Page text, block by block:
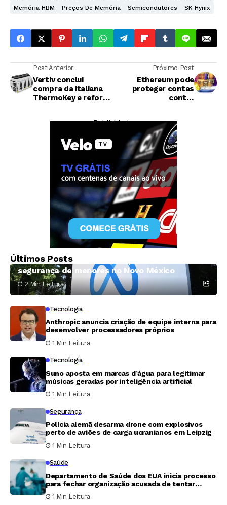
Memória HBM
Preços De Memória Semicondutores SK Hynix
Post Anterior
Vertiv conclui
compra da italiana
ThermoKey e reforça
Próximo Post
Ethereum pode
proteger contas
contra
apenas 7 centavos,
revela líder do
projeto Kohaku
— Publicidade —
Últimos Posts
Tecnologia
Justiça dos EUA condena Meta a pagar mais
567 milhões de dólares em processo sobre
segurança de menores no Novo México
2 Min Leitura
Tecnologia
Anthropic anuncia criação de equipe interna para
desenvolver processadores próprios
1 Min Leitura
Tecnologia
Suno aposta em marcas d’água para legitimar
músicas geradas por inteligência artificial
1 Min Leitura
Segurança
Polícia alemã desarma drone com explosivos
perto de aviões de carga ucranianos em Leipzig
1 Min Leitura
Saúde
Departamento de Saúde dos EUA inicia processo
para fechar organização acusada de tentar
1 Min Leitura